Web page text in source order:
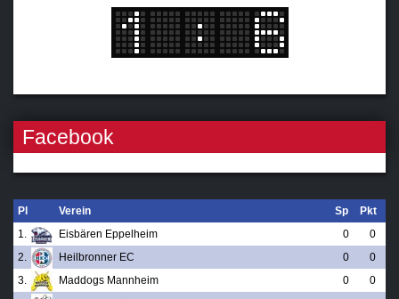
Facebook
Pl Verein Sp
Pkt
1.
Eisbären Eppelheim 0
0
2.
Heilbronner EC 0
0
3.
Maddogs Mannheim 0
0